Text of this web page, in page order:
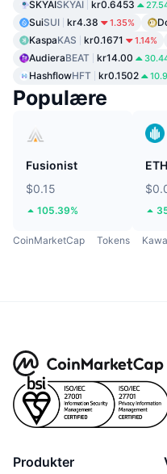
SKYAISKYAI kr0.6453
SuiSUI kr4.38 1.35%
KaspaKAS kr0.1671 1.14%
AudieraBEAT kr14.00
HashflowHFT kr0.1502
Populære
Fusionist
$0.15
105.39%
CoinMarketCap Tokens
Produkter